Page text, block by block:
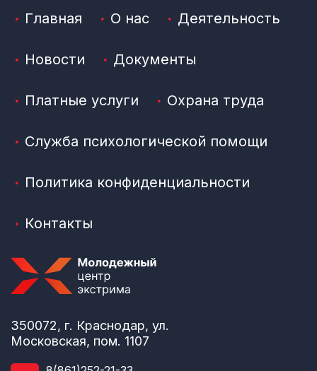
350072, г. Краснодар, ул.
Московская, пом. 1107
Главная О нас Деятельность
Новости Документы
Платные услуги Охрана труда
Служба психологической помощи
Политика конфиденциальности
Контакты